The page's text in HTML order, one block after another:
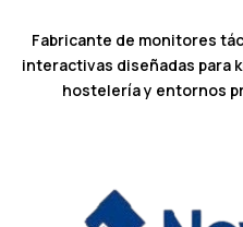
Fabricante de monitores
interactivas diseñadas para
hostelería y entornos